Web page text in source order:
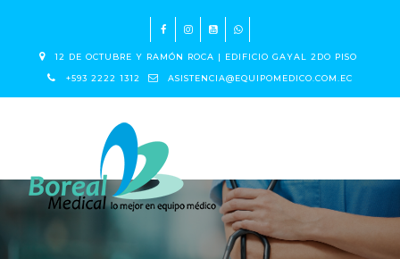
12 DE OCTUBRE Y RAMÓN ROCA | EDIFICIO GAYAL 2DO PISO
+593 2222 1312 ASISTENCIA@EQUIPOMEDICO.COM.EC